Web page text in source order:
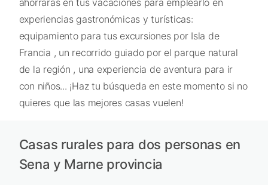
ahorrarás en tus vacaciones para emplearlo en
experiencias gastronómicas y turísticas:
equipamiento para tus excursiones por Isla de
Francia , un recorrido guiado por el parque natural
de la región , una experiencia de aventura para ir
con niños... ¡Haz tu búsqueda en este momento si no
quieres que las mejores casas vuelen!
Casas rurales para dos personas en
Sena y Marne provincia